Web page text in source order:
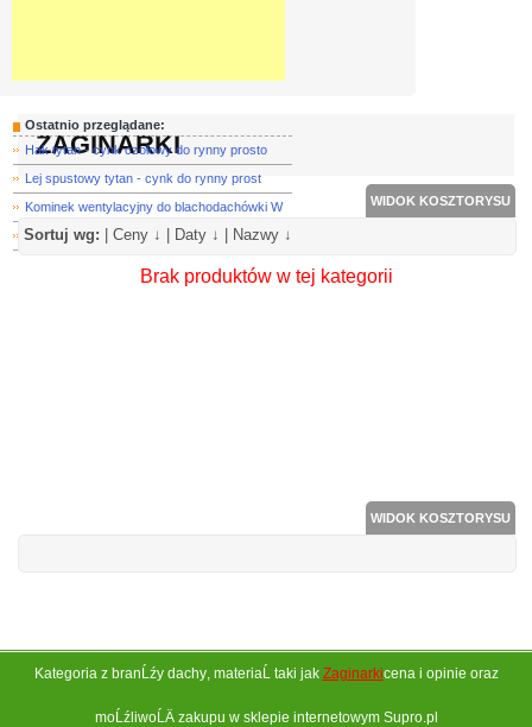
Ostatnio przeglądane:
Hak tytan - cynk czołowy do rynny prosto
Lej spustowy tytan - cynk do rynny prost
Kominek wentylacyjny do blachodachówki W
Rewizja rury z otwieraną klapą tytan - c
ZAGINARKI
WIDOK KOSZTORYSU
Sortuj wg: |Ceny ↓ Daty ↓ Nazwy ↓
Brak produktów w tej kategorii
WIDOK KOSZTORYSU
Kategoria z branĹźy dachy, materiaĹ taki jak Zaginarkicena i opinie oraz
moĹźliwoĹÄ zakupu w sklepie internetowym Supro.pl